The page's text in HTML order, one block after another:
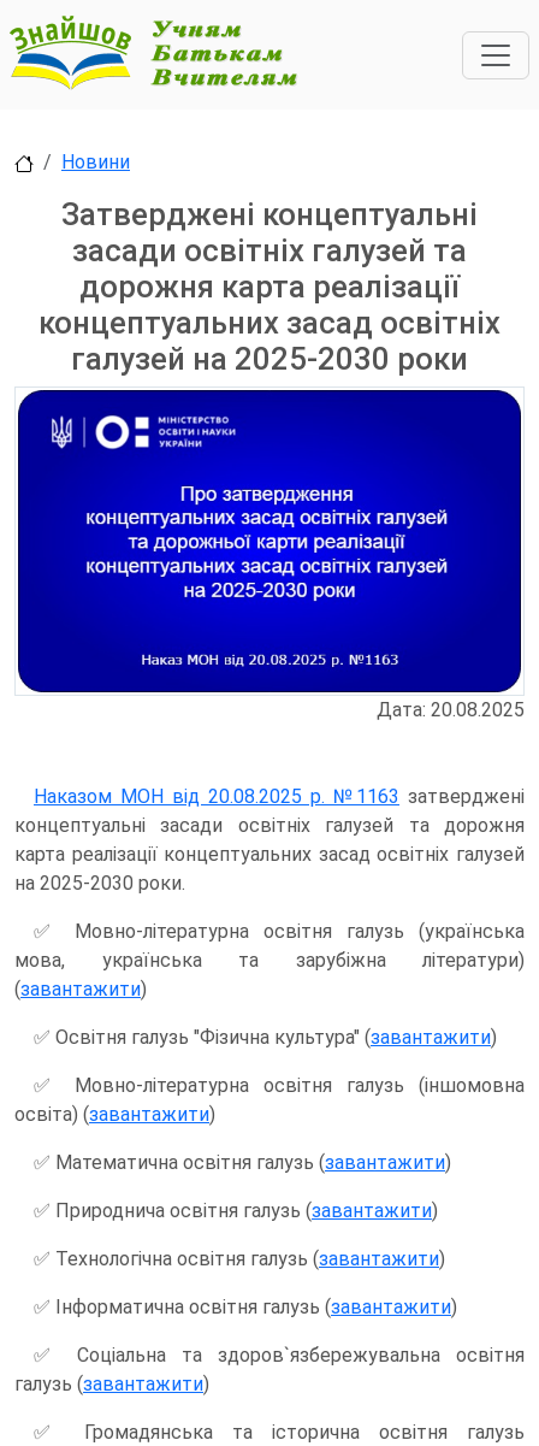
Новини
Затверджені концептуальні
засади освітніх галузей та
дорожня карта реалізації
концептуальних засад освітніх
галузей на 2025-2030 роки
Дата: 20.08.2025
Наказом МОН від 20.08.2025 р. №1163 затверджені
концептуальні засади освітніх галузей та дорожня
карта реалізації концептуальних засад освітніх галузей
на 2025-2030 роки.
✅ Мовно-літературна освітня галузь (українська
мова, українська та зарубіжна літератури)
(завантажити)
✅ Освітня галузь "Фізична культура" (завантажити)
✅ Мовно-літературна освітня галузь (іншомовна
освіта) (завантажити)
✅ Математична освітня галузь (завантажити)
✅ Природнича освітня галузь (завантажити)
✅ Технологічна освітня галузь (завантажити)
✅ Інформатична освітня галузь (завантажити)
✅ Соціальна та здоров`язбережувальна освітня
галузь (завантажити)
✅ Громадянська та історична освітня галузь